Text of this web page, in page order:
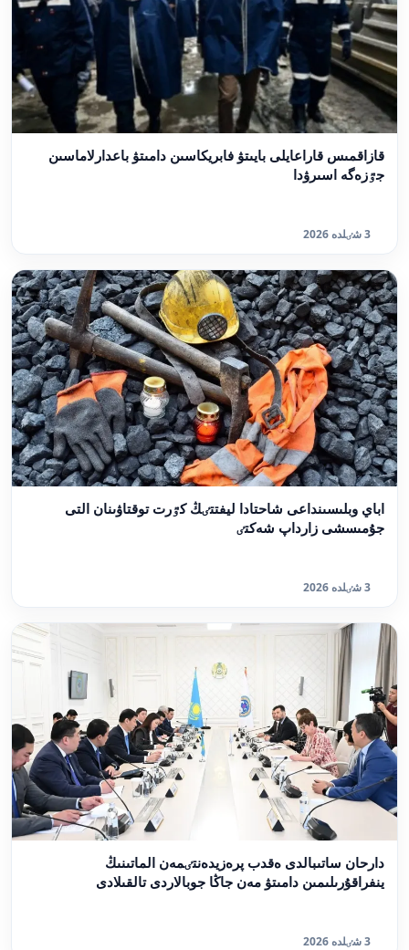
قازاقمىس قاراعايلى بايىتۋ فابريكاسىن دامىتۋ باعدارلاماسىن
جٷزەگە اسىرۋدا
3 شٸلدە 2026
اباي وبلىسىنداعى شاحتادا ليفتتٸڭ كٷرت توقتاۋىنان التى
جۇمىسشى زارداپ شەكتٸ
3 شٸلدە 2026
دارحان ساتىبالدى ەقدب پرەزيدەنتٸمەن الماتىنىڭ
ينفراقۇرىلىمىن دامىتۋ مەن جاڭا جوبالاردى تالقىلادى
3 شٸلدە 2026